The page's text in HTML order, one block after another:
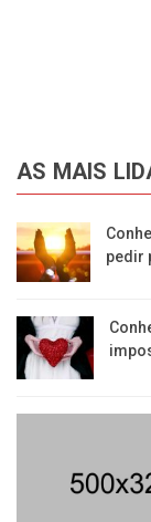
AS MAIS
pedir